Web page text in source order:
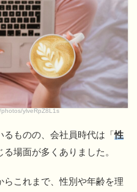
ylveRpZ8L1s
るものの、会社員時代は「性
る場面が多くありました。
らこれまで、性別や年齢を理